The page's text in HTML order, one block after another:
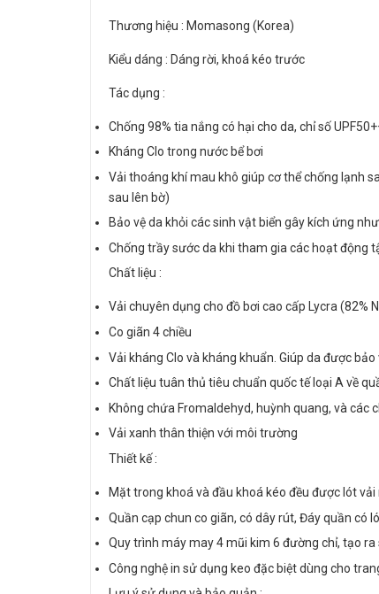
Thương hiệu : Momasong (Korea)
Kiểu dáng : Dáng rời, khoá kéo trước
Tác dụng :
Chống 98% tia nắng có hại cho da, chỉ số
Kháng Clo trong nước bể bơi
Vải thoáng khí mau khô giúp cơ thể chống lạnh
sau lên bờ)
Bảo vệ da khỏi các sinh vật biển gây kích ứng
Chống trầy sước da khi tham gia các hoạt động
Chất liệu :
Vải chuyên dụng cho đồ bơi cao cấp Lycra (82%
Co giãn 4 chiều
Vải kháng Clo và kháng khuẩn. Giúp da được
Chất liệu tuân thủ tiêu chuẩn quốc tế loại A về
Không chứa Fromaldehyd, huỳnh quang, và các
Vải xanh thân thiện với môi trường
Thiết kế :
Mặt trong khoá và đầu khoá kéo đều được lót
Quần cạp chun co giãn, có dây rút, Đáy quần có
Quy trình máy may 4 mũi kim 6 đường chỉ, tạo
Công nghệ in sử dụng keo đặc biệt dùng cho